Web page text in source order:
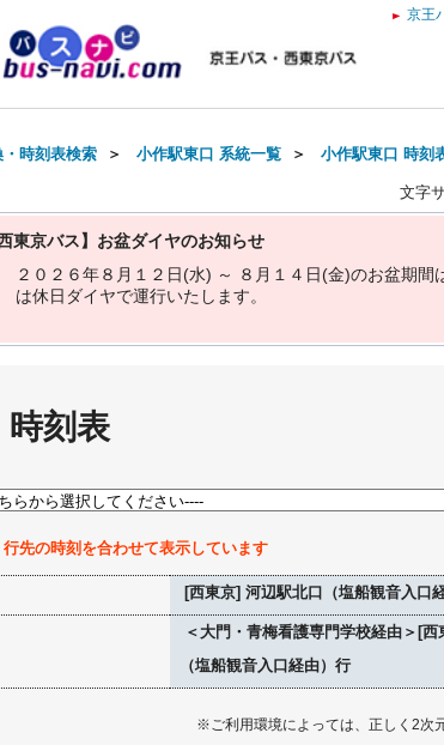
京王
・時刻表検索 ＞ 小作駅東口 系統一覧 ＞ 小作駅東口 時刻
文字
西東京バス】お盆ダイヤのお知らせ
２ ０ ２ ６年８ 月 １ ２ 日(水) ～ ８ 月 １ ４ 日(金)のお盆期間
は休日 ダイヤで運行いた し ます。
時刻表
先の時刻を合わせて表示しています
[西東京] 河辺駅北口（塩船観音入口
＜大門・青梅看護専門学校経由＞[西
（塩船観音入口経由）行
※ご利用環境によっては、正しく2次